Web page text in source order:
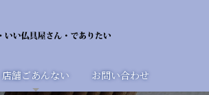
店舗ごあんない お問い合わせ